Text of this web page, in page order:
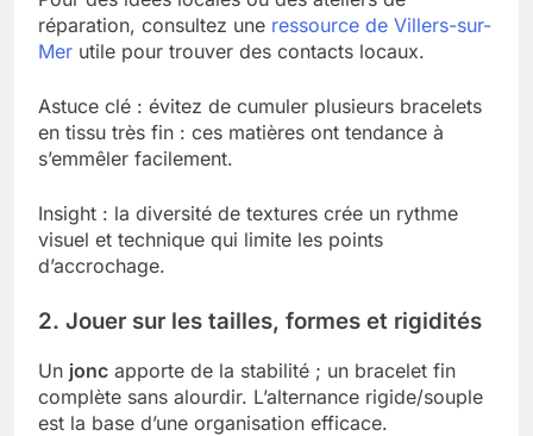
réparation, consultez une ressource de Villers-sur-
Mer utile pour trouver des contacts locaux.
Astuce clé : évitez de cumuler plusieurs bracelets
en tissu très fin : ces matières ont tendance à
s’emmêler facilement.
Insight : la diversité de textures crée un rythme
visuel et technique qui limite les points
d’accrochage.
2. Jouer sur les tailles, formes et rigidités
Un jonc apporte de la stabilité ; un bracelet fin
complète sans alourdir. L’alternance rigide/souple
est la base d’une organisation efficace.